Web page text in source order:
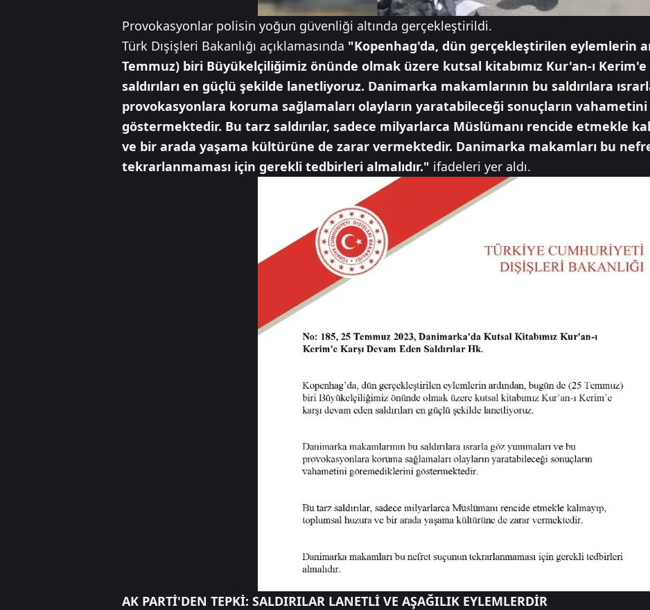
Provokasyonlar polisin yoğun güvenliği altında gerçekleştirildi.
Türk Dışişleri Bakanlığı açıklamasında "Kopenhag'da, dün gerçekleştirilen eylemlerin
Temmuz) biri Büyükelçiliğimiz önünde olmak üzere kutsal kitabımız Kur'an-ı Kerim'e
saldırıları en güçlü şekilde lanetliyoruz. Danimarka makamlarının bu saldırılara
provokasyonlara koruma sağlamaları olayların yaratabileceği sonuçların
göstermektedir. Bu tarz saldırılar, sadece milyarlarca Müslümanı rencide etmekle
ve bir arada yaşama kültürüne de zarar vermektedir. Danimarka makamları bu
tekrarlanmaması için gerekli tedbirleri almalıdır." ifadeleri yer aldı.
AK PARTİ'DEN TEPKİ: SALDIRILAR LANETLİ VE AŞAĞILIK EYLEMLERDİR